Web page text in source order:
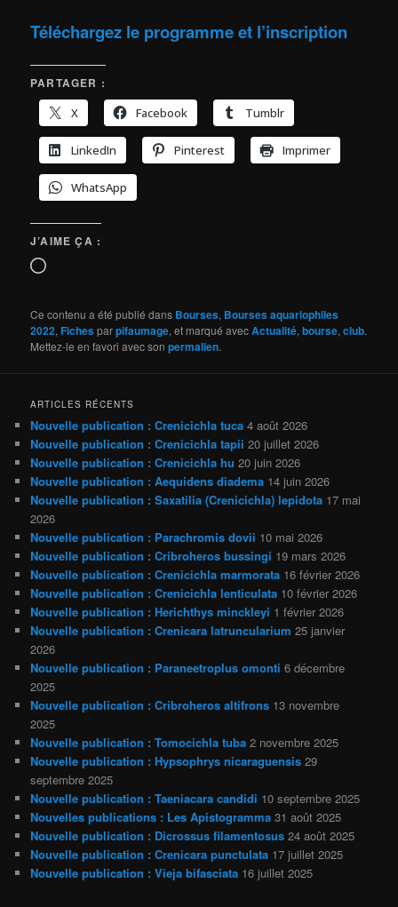
Téléchargez le programme et l’inscription
PARTAGER :
X
Facebook Tumblr
LinkedIn Pinterest Imprimer
WhatsApp
J’AIME ÇA :
Chargement…
Ce contenu a été publié dans Bourses, Bourses aquariophiles
2022,Fichesparpifaumage, et marqué avecActualité,bourse,club.
Mettez-le en favori avec sonpermalien.
ARTICLES RÉCENTS
Nouvelle publication : Crenicichla tuca 4 août 2026
Nouvelle publication : Crenicichla tapii 20 juillet 2026
Nouvelle publication : Crenicichla hu 20 juin 2026
Nouvelle publication : Aequidens diadema 14 juin 2026
Nouvelle publication : Saxatilia (Crenicichla) lepidota 17 mai
2026
Nouvelle publication : Parachromis dovii 10 mai 2026
Nouvelle publication : Cribroheros bussingi 19 mars 2026
Nouvelle publication : Crenicichla marmorata 16 février 2026
Nouvelle publication : Crenicichla lenticulata 10 février 2026
Nouvelle publication : Herichthys minckleyi 1 février 2026
Nouvelle publication : Crenicara latruncularium 25 janvier
2026
Nouvelle publication : Paraneetroplus omonti 6 décembre
2025
Nouvelle publication : Cribroheros altifrons 13 novembre
2025
Nouvelle publication : Tomocichla tuba 2 novembre 2025
Nouvelle publication : Hypsophrys nicaraguensis 29
septembre 2025
Nouvelle publication : Taeniacara candidi 10 septembre 2025
Nouvelles publications : Les Apistogramma 31 août 2025
Nouvelle publication : Dicrossus filamentosus 24 août 2025
Nouvelle publication : Crenicara punctulata 17 juillet 2025
Nouvelle publication : Vieja bifasciata 16 juillet 2025